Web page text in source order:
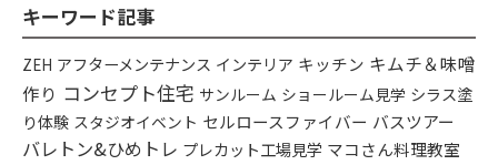
キーワード記事
ZEH アフターメンテナンス インテリア キッチン キムチ＆味噌
作り コンセプト住宅 サンルーム ショールーム見学 シラス塗
り体験 スタジオイベント セルロースファイバー バスツアー
バレトン&ひめトレ プレカット工場見学 マコさん料理教室